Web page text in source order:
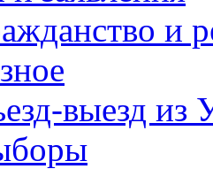
и
выезд из